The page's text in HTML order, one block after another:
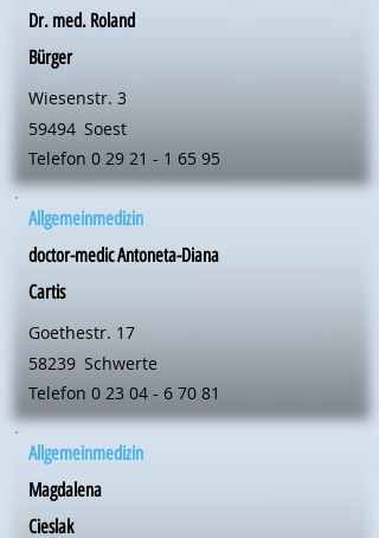
Dr. med. Roland
Bürger
Wiesenstr. 3
59494 Soest
Telefon 0 29 21 - 1 65 95
Allgemeinmedizin
doctor-medic Antoneta-Diana
Cartis
Goethestr. 17
58239 Schwerte
Telefon 0 23 04 - 6 70 81
Allgemeinmedizin
Magdalena
Cieslak